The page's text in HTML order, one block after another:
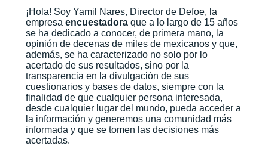
¡Hola! Soy Yamil Nares, Director de Defoe, la
empresa encuestadoraque a lo largo de 15 años
se ha dedicado a conocer, de primera mano, la
opinión de decenas de miles de mexicanos y que,
además, se ha caracterizado no solo por lo
acertado de sus resultados, sino por la
transparencia en la divulgación de sus
cuestionarios y bases de datos, siempre con la
finalidad de que cualquier persona interesada,
desde cualquier lugar del mundo, pueda acceder a
la información y generemos una comunidad más
informada y que se tomen las decisiones más
acertadas.